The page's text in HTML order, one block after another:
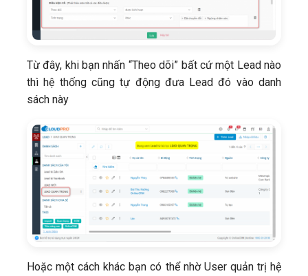
Từ đây, khi bạn nhấn “Theo dõi” bất cứ một Lead nào
thì hệ thống cũng tự động đưa Lead đó vào danh
sách này
Hoặc một cách khác bạn có thể nhờ User quản trị hệ